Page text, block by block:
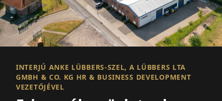
INTERJÚ ANKE LÜBBERS-SZEL, A LÜBBERS LTA
GMBH & CO. KG HR & BUSINESS DEVELOPMENT
VEZETŐJÉVEL